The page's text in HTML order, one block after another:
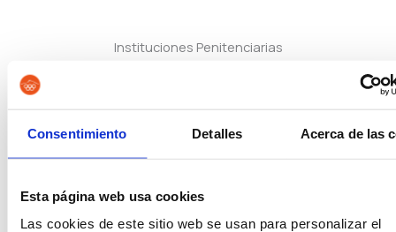
Consentimiento Detalles Acerca de las
Esta página web usa cookies
Las cookies de este sitio web se usan para personalizar el
Instituciones Penitenciarias
Oposiciones de Justicia
Auxilio Judicial